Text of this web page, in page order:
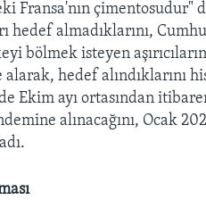
Fransa'nın çimentosudur"
hedef almadıklarını,
bölmek isteyen
hedef alındıklarını
Ekim ayı ortasından
alınacağını, Ocak